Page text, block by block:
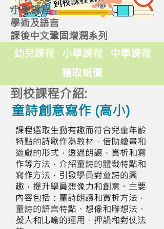
小學課程
學術及語言
課後中文鞏固增潤系列
幼兒課程 小學課程
中學課程
獲取報價
到校課程介紹:
童詩創意寫作 (高小)
課程選取生動有趣而符合兒童年齡
特點的詩歌作為教材，借助繪畫和
遊戲的形式，透過朗讀、賞析和寫
作等方法，介紹童詩的體裁特點和
寫作方法，引發學員對童詩的興
趣，提升學員想像力和創意。主要
內容包括：童詩朗讀和賞析方法，
童詩的語言特點、想像和聯想法、
擬人和比喻的運用、押韻和對仗法